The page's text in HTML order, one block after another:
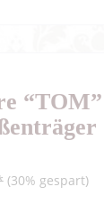
“TOM”
(30% gespart)